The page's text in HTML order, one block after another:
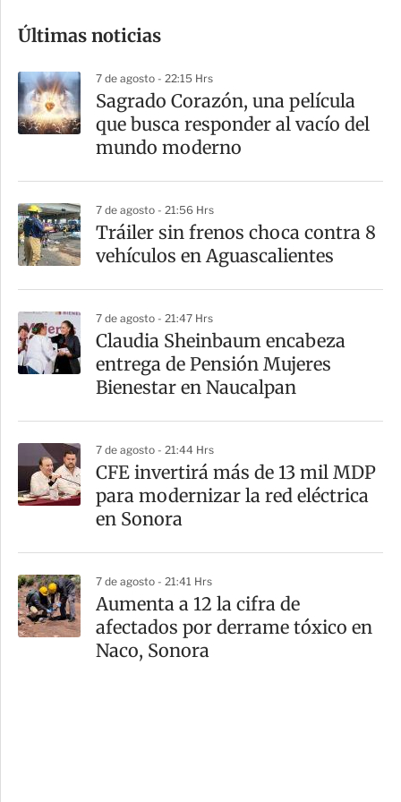
m
a
r
t
Últimas noticias
7 de agosto - 22:15 Hrs
Sagrado Corazón, una película
que busca responder al vacío del
mundo moderno
7 de agosto - 21:56 Hrs
Tráiler sin frenos choca contra 8
vehículos en Aguascalientes
7 de agosto - 21:47 Hrs
Claudia Sheinbaum encabeza
entrega de Pensión Mujeres
Bienestar en Naucalpan
7 de agosto - 21:44 Hrs
CFE invertirá más de 13 mil MDP
para modernizar la red eléctrica
en Sonora
7 de agosto - 21:41 Hrs
Aumenta a 12 la cifra de
afectados por derrame tóxico en
Naco, Sonora